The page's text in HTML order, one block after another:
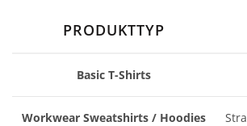
PRODUKTTYP
Basic T-Shirts
Workwear Sweatshirts / Hoodies